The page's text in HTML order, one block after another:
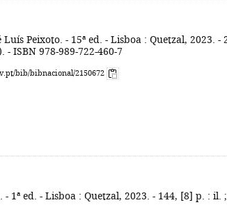
Luís Peixoto. - 15ª ed. - Lisboa : Quetzal, 2023. -
ISBN 978-989-722-460-7
bib/bibnacional/2150672
- 1ª ed. - Lisboa : Quetzal, 2023. - 144, [8] p. : il. ;